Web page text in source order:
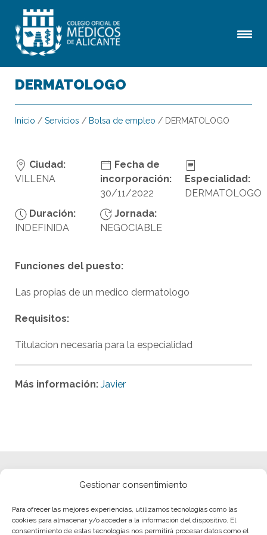
Gestionar consentimiento
Para ofrecer las mejores experiencias, utilizamos tecnologías como las
cookies para almacenar y/o acceder a la información del dispositivo. El
consentimiento de estas tecnologías nos permitirá procesar datos como el
DERMATOLOGO
Inicio / Servicios / Bolsa de empleo / DERMATOLOGO
Ciudad:
VILLENA
Fecha de
incorporación:
30/11/2022
Especialidad:
DERMATOLOGO
Duración:
INDEFINIDA
Jornada:
NEGOCIABLE
Funciones del puesto:
Las propias de un medico dermatologo
Requisitos:
Titulacion necesaria para la especialidad
Más información: Javier